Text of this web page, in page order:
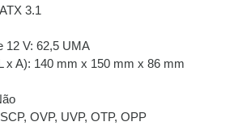
3.1
12 V: 62,5 UMA
x A): 140 mm x 150 mm x 86 mm
OVP, UVP, OTP, OPP